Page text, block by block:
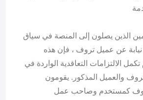
الذين يصلون إلى المنصة في سياق
عن عميل تروف ، فإن هذه
الالتزامات التعاقدية الواردة في
والعميل المذكور. يقومون